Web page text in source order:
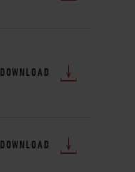
DOWNLOAD
DOWNLOAD